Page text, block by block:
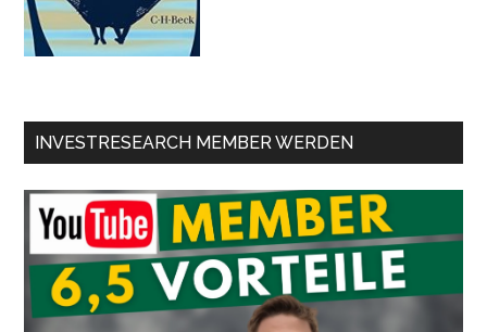
INVESTRESEARCH MEMBER WERDEN